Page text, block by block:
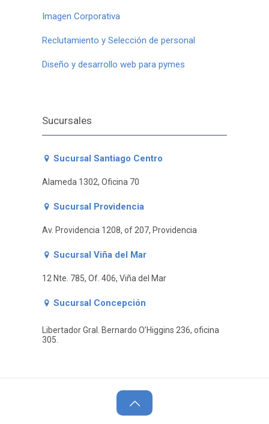
Imagen Corporativa
Reclutamiento y Selección de personal
Diseño y desarrollo web para pymes
Sucursales
Sucursal Santiago Centro
Alameda 1302, Oficina 70
Sucursal Providencia
Av. Providencia 1208, of 207, Providencia
Sucursal Viña del Mar
12 Nte. 785, Of. 406, Viña del Mar
Sucursal Concepción
Libertador Gral. Bernardo O’Higgins 236, oficina
305.